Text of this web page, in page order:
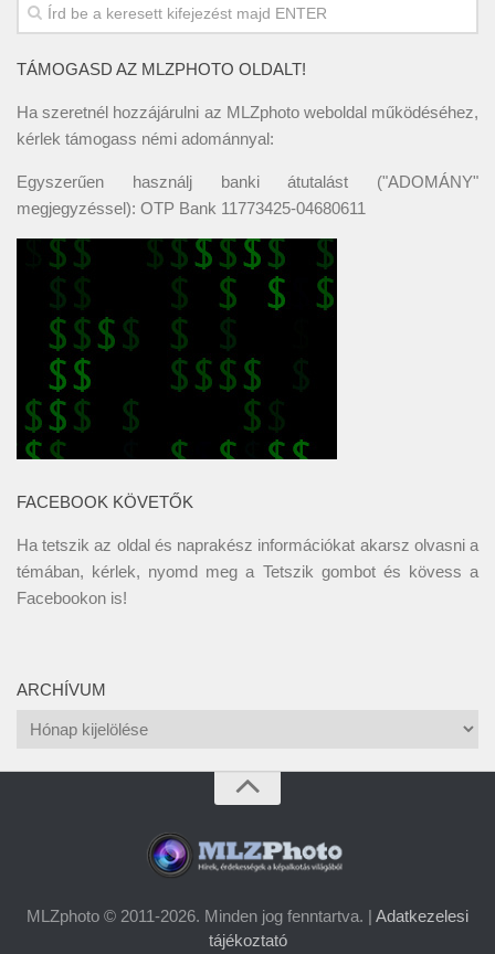
TÁMOGASD AZ MLZPHOTO OLDALT!
Ha szeretnél hozzájárulni az MLZphoto weboldal működéséhez,
kérlek támogass némi adománnyal:
Egyszerűen használj banki átutalást ("ADOMÁNY"
megjegyzéssel): OTP Bank 11773425-04680611
FACEBOOK KÖVETŐK
Ha tetszik az oldal és naprakész információkat akarsz olvasni a
témában, kérlek, nyomd meg a Tetszik gombot és kövess a
Facebookon is!
ARCHÍVUM
Archívum
MLZphoto © 2011-2026. Minden jog fenntartva. | Adatkezelesi
tájékoztató